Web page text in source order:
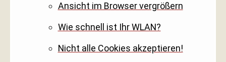
Ansicht im Browser vergrößern
Wie schnell ist Ihr WLAN?
Nicht alle Cookies akzeptieren!